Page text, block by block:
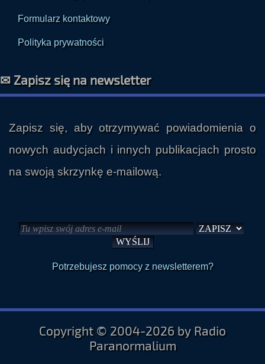
Formularz kontaktowy
Polityka prywatności
✉ Zapisz się na newsletter
Zapisz się, aby otrzymywać powiadomienia o
nowych audycjach i innych publikacjach prosto
na swoją skrzynkę e-mailową.
Potrzebujesz pomocy z newsletterem?
Copyright © 2004-2026 by Radio
Paranormalium